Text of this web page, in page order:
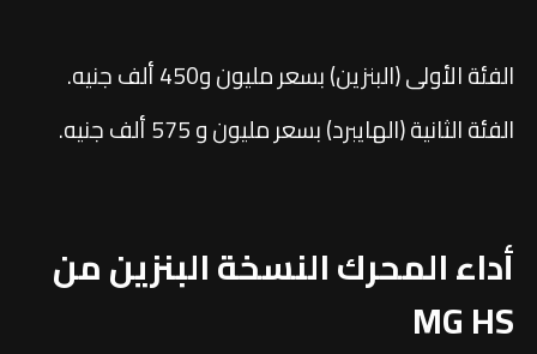
الفئة الأولى (البنزين) بسعر مليون و450 ألف جنيه.
الفئة الثانية (الهايبرد) بسعر مليون و 575 ألف جنيه.
أداء المحرك النسخة البنزين من
MG HS